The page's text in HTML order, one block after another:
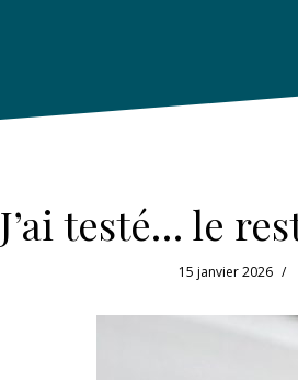
J’ai testé… le
15 janvier 2026